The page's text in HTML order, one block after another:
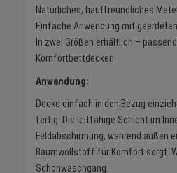
Natürliches, hautfreundliches
Einfache Anwendung mit
In zwei Größen erhältlich –
Komfortbettdecken
Anwendung:
Decke einfach in den Bezug
fertig. Die leitfähige Schicht im
Feldabschirmung, während außen
Baumwollstoff für Komfort sorgt.
Schonwaschgang.